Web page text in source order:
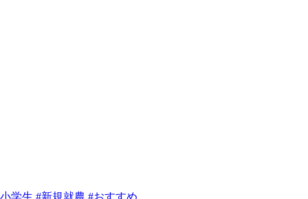
小学生 #新規就農 #おすすめ